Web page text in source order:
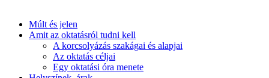
Múlt és jelen
Amit az oktatásról tudni kell
A korcsolyázás szakágai és alapjai
Az oktatás céljai
Egy oktatási óra menete